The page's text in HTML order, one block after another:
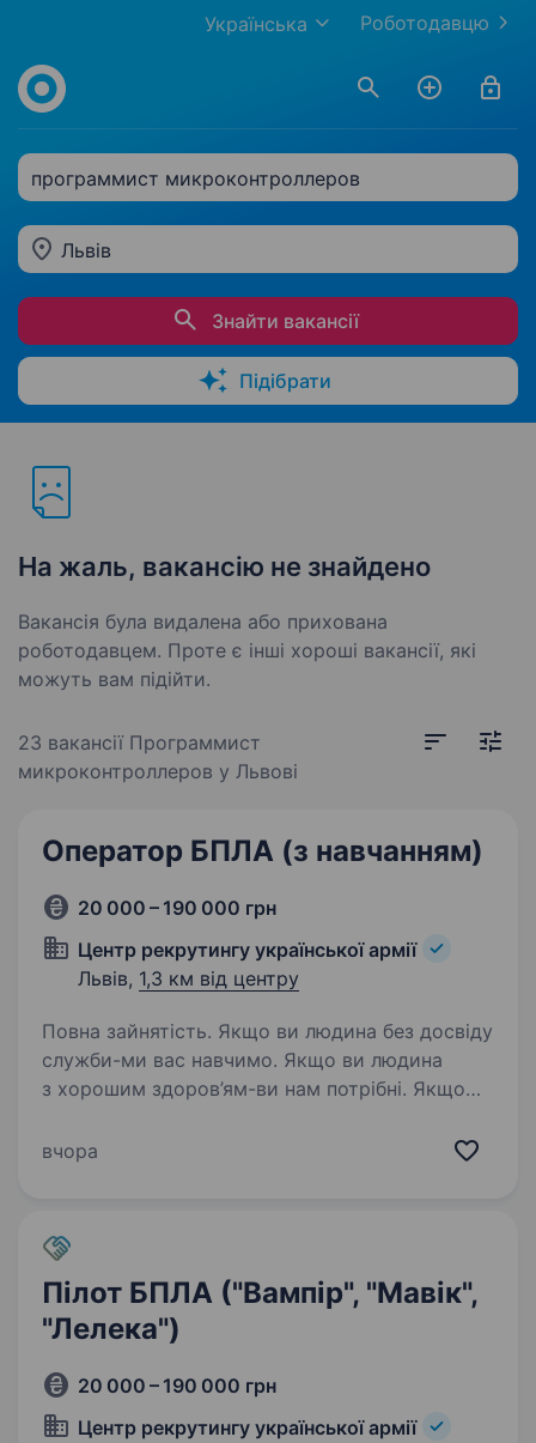
Роботодавцю
Українська
программист микроконтроллеров
Львів
Знайти вакансії
Підібрати
На жаль, вакансію не знайдено
Вакансія була видалена або прихована
роботодавцем. Проте є інші хороші вакансії, які
можуть вам підійти.
23 вакансії Программист
микроконтроллеров у Львові
Оператор БПЛА (з навчанням)
20 000 – 190 000 грн
Центр рекрутингу української армії
Львів, 1,3 км від центру
Повна зайнятість. Якщо ви людина без досвіду
служби-ми вас навчимо. Якщо ви людина
з хорошим здоров’ям-ви нам потрібні. Якщо
Переведення чинних військовослужбовців з
вчора
Пілот БПЛА ("Вампір", "Мавік",
"Лелека")
20 000 – 190 000 грн
Центр рекрутингу української армії